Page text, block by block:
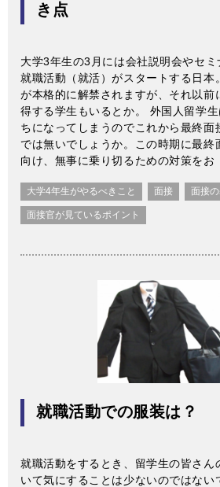
き点
大学3年生の3月には会社説明会やセ
就職活動（就活）がスタートする日本
が本格的に解禁されますが、それ以前
得する学生もいるとか。 外国人留学
ちになってしまうのでこれから最終面
では無いでしょうか。この時期に最終
向け、無事に乗り切るための対策をお
大学4年生がやるべきこと 面接 面接
面接官が見ているポイント
就職活動での服装は？
就職活動をするとき、留学生の皆さん
いて気にすることは少ないのではない